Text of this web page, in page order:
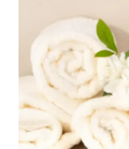
Afrekenen
Winkelwagen
Contactgegevens